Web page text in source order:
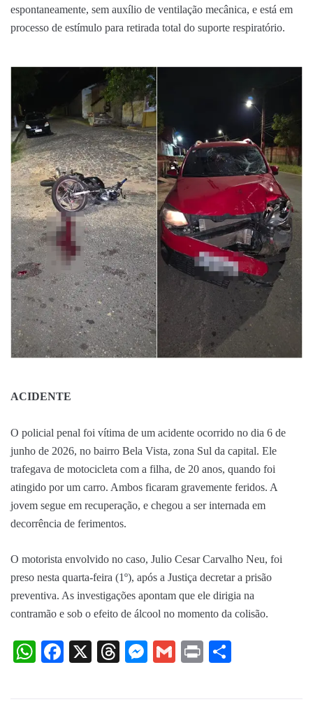
espontaneamente, sem auxílio de ventilação mecânica, e está em
processo de estímulo para retirada total do suporte respiratório.
ACIDENTE
O policial penal foi vítima de um acidente ocorrido no dia 6 de
junho de 2026, no bairro Bela Vista, zona Sul da capital. Ele
trafegava de motocicleta com a filha, de 20 anos, quando foi
atingido por um carro. Ambos ficaram gravemente feridos. A
jovem segue em recuperação, e chegou a ser internada em
decorrência de ferimentos.
O motorista envolvido no caso, Julio Cesar Carvalho Neu, foi
preso nesta quarta-feira (1º), após a Justiça decretar a prisão
preventiva. As investigações apontam que ele dirigia na
contramão e sob o efeito de álcool no momento da colisão.
WhatsApp
Facebook
X Threads
Messenger
Gmail
Print